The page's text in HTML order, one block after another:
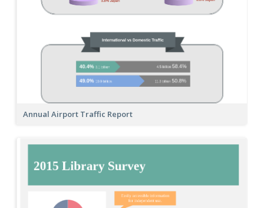
Annual Airport Traffic Report